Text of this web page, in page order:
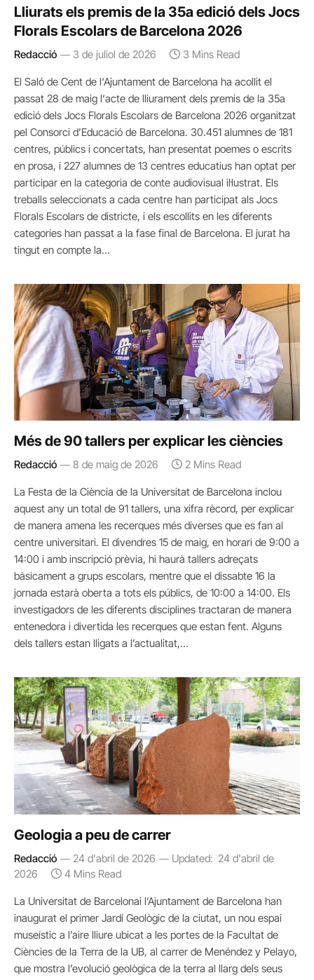
Lliurats els premis de la 35a edició dels Jocs
Florals Escolars de Barcelona 2026
Redacció 3 de juliol de 2026 3 Mins Read
El Saló de Cent de l‘Ajuntament de Barcelona ha acollit el
passat 28 de maig l‘acte de lliurament dels premis de la 35a
edició dels Jocs Florals Escolars de Barcelona 2026 organitzat
pel Consorci d’Educació de Barcelona. 30.451 alumnes de 181
centres, públics i concertats, han presentat poemes o escrits
en prosa, i 227 alumnes de 13 centres educatius han optat per
participar en la categoria de conte audiovisual il·lustrat. Els
treballs seleccionats a cada centre han participat als Jocs
Florals Escolars de districte, i els escollits en les diferents
categories han passat a la fase final de Barcelona. El jurat ha
tingut en compte la…
Més de 90 tallers per explicar les ciències
Redacció 8 de maig de 2026 2 Mins Read
La Festa de la Ciència de la Universitat de Barcelona inclou
aquest any un total de 91 tallers, una xifra rècord, per explicar
de manera amena les recerques més diverses que es fan al
centre universitari. El divendres 15 de maig, en horari de 9:00 a
14:00 i amb inscripció prèvia, hi haurà tallers adreçats
bàsicament a grups escolars, mentre que el dissabte 16 la
jornada estarà oberta a tots els públics, de 10:00 a 14:00. Els
investigadors de les diferents disciplines tractaran de manera
entenedora i divertida les recerques que estan fent. Alguns
dels tallers estan lligats a l’actualitat,…
Geologia a peu de carrer
Redacció 24 d'abril de 2026 Updated: 24 d'abril de
2026
4 Mins Read
La Universitat de Barcelonai l’Ajuntament de Barcelona han
inaugurat el primer Jardí Geològic de la ciutat, un nou espai
museístic a l’aire lliure ubicat a les portes de la Facultat de
Ciències de la Terra de la UB, al carrer de Menéndez y Pelayo,
que mostra l’evolució geològica de la terra al llarg dels seus